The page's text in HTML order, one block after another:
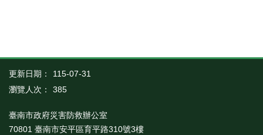
更新日期：
115-07-31
瀏覽人次：
385
臺南市政府災害防救辦公室
70801 臺南市安平區育平路310號3樓